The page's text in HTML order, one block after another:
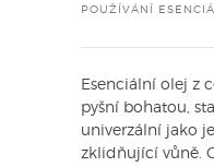
POUŽÍVÁNÍ
Esenciální olej z
pyšní bohatou,
univerzální jako
zklidňující vůně.